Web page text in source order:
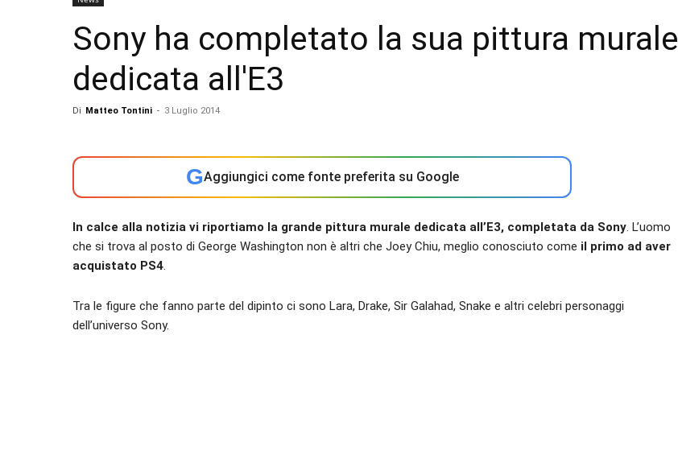
Sony ha completato la sua pittura murale
dedicata all'E3
Di Matteo Tontini - 3 Luglio 2014
GAggiungici come fonte preferita su Google
In calce alla notizia vi riportiamo la grande pittura murale dedicata all’E3, completata da Sony. L’uomo
che si trova al posto di George Washington non è altri che Joey Chiu, meglio conosciuto come il primo ad aver
acquistato PS4.
Tra le figure che fanno parte del dipinto ci sono Lara, Drake, Sir Galahad, Snake e altri celebri personaggi
dell’universo Sony.